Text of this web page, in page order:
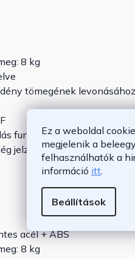
Ez a weboldal
megjelenik a
felhasználhatók a
információ itt
Beállítások
8 kg
tömegének levonásához
funkció (120 mp)
jelző
acél + ABS
8 kg